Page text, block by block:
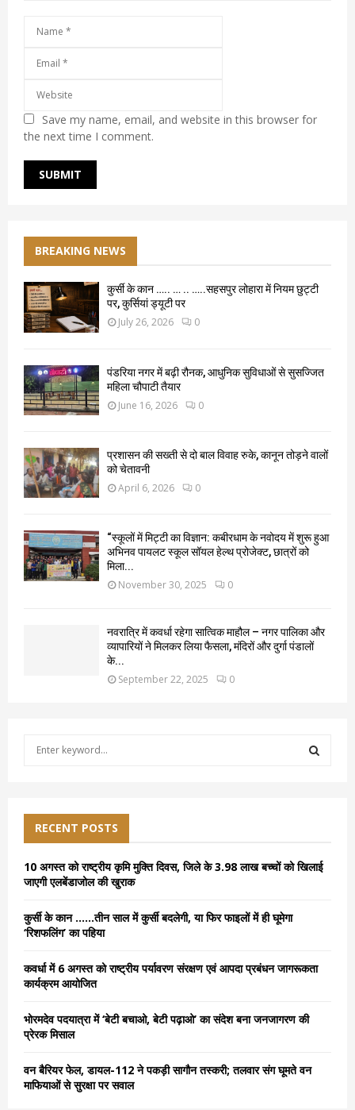
Save my name, email, and website in this browser for
the next time I comment.
BREAKING NEWS
कुर्सी के कान ….. … .. …..सहसपुर लोहारा में नियम छुट्टी
पर, कुर्सियां ड्यूटी पर
July 26, 2026 0
पंडरिया नगर में बढ़ी रौनक, आधुनिक सुविधाओं से सुसज्जित
महिला चौपाटी तैयार
June 16, 2026 0
प्रशासन की सख्ती से दो बाल विवाह रुके, कानून तोड़ने वालों
को चेतावनी
April 6, 2026 0
“स्कूलों में मिट्टी का विज्ञान: कबीरधाम के नवोदय में शुरू हुआ
अभिनव पायलट स्कूल सॉयल हेल्थ प्रोजेक्ट, छात्रों को
मिला...
November 30, 2025 0
नवरात्रि में कवर्धा रहेगा सात्विक माहौल – नगर पालिका और
व्यापारियों ने मिलकर लिया फैसला, मंदिरों और दुर्गा पंडालों
के...
September 22, 2025 0
f
o
r
RECENT POSTS
10 अगस्त को राष्ट्रीय कृमि मुक्ति दिवस, जिले के 3.98 लाख बच्चों को खिलाई
जाएगी एलबेंडाजोल की खुराक
कुर्सी के कान ……तीन साल में कुर्सी बदलेगी, या फिर फाइलों में ही घूमेगा
‘रिशफलिंग’ का पहिया
कवर्धा में 6 अगस्त को राष्ट्रीय पर्यावरण संरक्षण एवं आपदा प्रबंधन जागरूकता
कार्यक्रम आयोजित
भोरमदेव पदयात्रा में ‘बेटी बचाओ, बेटी पढ़ाओ’ का संदेश बना जनजागरण की
प्रेरक मिसाल
वन बैरियर फेल, डायल-112 ने पकड़ी सागौन तस्करी; तलवार संग घूमते वन
माफियाओं से सुरक्षा पर सवाल